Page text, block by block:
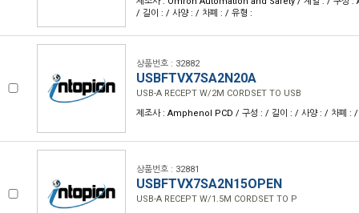
/ 길이 : / 사양 : / 차폐 : / 유형 :
상품번호 : 32882
USBFTVX7SA2N20A
USB-A RECEPT W/2M CORDSET TO USB
제조사 : Amphenol PCD / 구성 : / 길이 : / 사양 : / 차폐 : /
상품번호 : 32881
USBFTVX7SA2N15OPEN
USB-A RECEPT W/1.5M CORDSET TO P